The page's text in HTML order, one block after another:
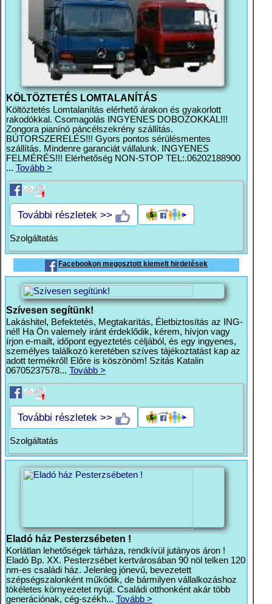
KÖLTÖZTETÉS LOMTALANÍTÁS
Költöztetés Lomtalanítás elérhető árakon és gyakorlott
rakodókkal. Csomagolás INGYENES DOBOZOKKAL!!!
Zongora pianínó páncélszekrény szállítás.
BÚTORSZERELÉS!!! Gyors pontos sérülésmentes
szállítás. Mindenre garanciát vállalunk. INGYENES
FELMÉRÉS!!! Elérhetőség NON-STOP TEL:.06202188900
... Tovább >
További részletek >>
Szolgáltatás
Facebookon megosztott kiemelt hirdetések
Szívesen segítünk!
Lakáshitel, Befektetés, Megtakarítás, Életbiztosítás az ING-
nél! Ha Ön valemely iránt érdeklődik, kérem, hívjon vagy
írjon e-mailt, időpont egyeztetés céljából, és egy ingyenes,
személyes találkozó keretében szíves tájékoztatást kap az
adott termékről! Előre is köszönöm! Szitás Katalin
06705237578... Tovább >
További részletek >>
Szolgáltatás
Eladó ház Pesterzsébeten !
Korlátlan lehetőségek tárháza, rendkívül jutányos áron !
Eladó Bp. XX. Pesterzsébet kertvárosában 90 nöl telken 120
nm-es családi ház. Jelenleg jónevű, bevezetett
szépségszalonként működik, de bármilyen vállalkozáshoz
tökéletes környezetet nyújt. Családi otthonként akár több
generációnak, cég-székh... Tovább >